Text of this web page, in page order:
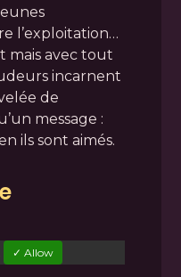
l’exploitation…
mais avec tout
incarnent
de
message :
ils sont aimés.
✓ Allow